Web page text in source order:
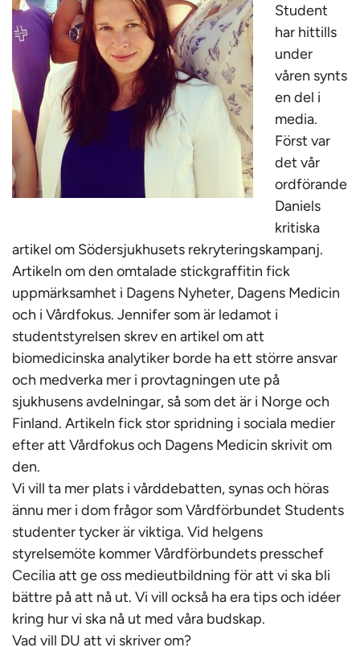
Student
har hittills
under
våren synts
en del i
media.
Först var
det vår
ordförande
Daniels
kritiska
artikel om Södersjukhusets rekryteringskampanj.
Artikeln om den omtalade stickgraffitin fick
uppmärksamhet i Dagens Nyheter, Dagens Medicin
och i Vårdfokus. Jennifer som är ledamot i
studentstyrelsen skrev en artikel om att
biomedicinska analytiker borde ha ett större ansvar
och medverka mer i provtagningen ute på
sjukhusens avdelningar, så som det är i Norge och
Finland. Artikeln fick stor spridning i sociala medier
efter att Vårdfokus och Dagens Medicin skrivit om
den.
Vi vill ta mer plats i vårddebatten, synas och höras
ännu mer i dom frågor som Vårdförbundet Students
studenter tycker är viktiga. Vid helgens
styrelsemöte kommer Vårdförbundets presschef
Cecilia att ge oss medieutbildning för att vi ska bli
bättre på att nå ut. Vi vill också ha era tips och idéer
kring hur vi ska nå ut med våra budskap.
Vad vill DU att vi skriver om?